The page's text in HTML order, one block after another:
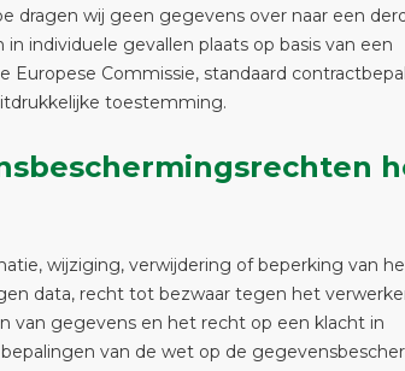
dragen wij geen gegevens over naar een
individuele gevallen plaats op basis van een
Europese Commissie, standaard
toestemming.
wijziging, verwijdering of beperking van
data, recht tot bezwaar tegen het
van gegevens en het recht op een klacht in
van de wet op de